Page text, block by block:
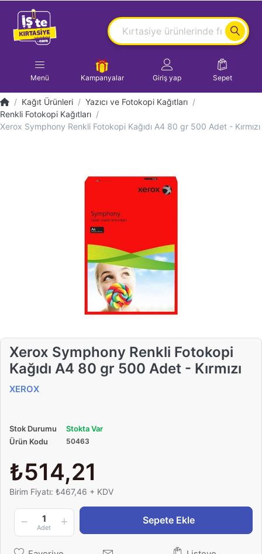
Menü Kampanyalar Giriş yap Sepet
Kağıt Ürünleri
Yazıcı ve Fotokopi Kağıtları
Renkli Fotokopi Kağıtları
Xerox Symphony Renkli Fotokopi Kağıdı A4 80 gr 500 Adet - Kırmızı
Xerox Symphony Renkli Fotokopi
Kağıdı A4 80 gr 500 Adet - Kırmızı
XEROX
Stok Durumu
Stokta Var
Ürün Kodu
50463
₺514,21
Birim Fiyatı: ₺467,46 + KDV
1
Adet
Sepete Ekle